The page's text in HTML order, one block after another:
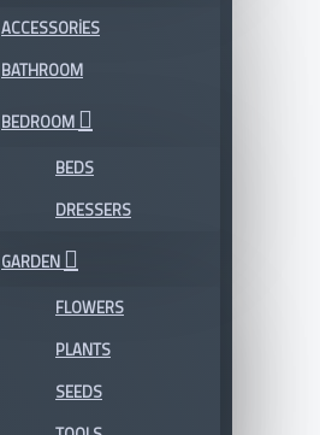
ACCESSORIES
BATHROOM
BEDROOM
BEDS
DRESSERS
GARDEN
FLOWERS
PLANTS
SEEDS